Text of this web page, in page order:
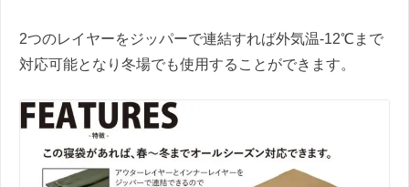
2つのレイヤーをジッパーで連結すれば外気温-12℃まで
対応可能となり冬場でも使用することができます。